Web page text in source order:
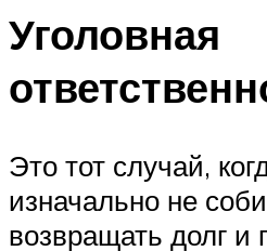
Уголовная
Это тот случай,
изначально не
возвращать долг и